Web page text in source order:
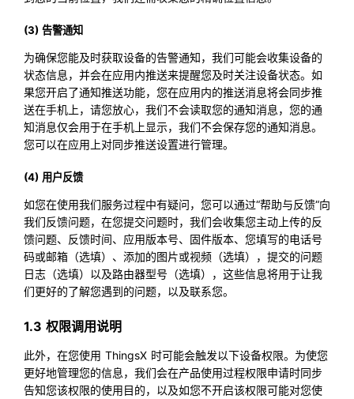
(3) 告警通知
为确保您能及时获取设备的告警通知，我们可能会收集设备的
状态信息，并会在应用内推送来提醒您及时关注设备状态。如
果您开启了通知推送功能，您在应用内的推送消息将会同步推
送在手机上，请您放心，我们不会读取您的通知消息，您的通
知消息仅会用于在手机上显示，我们不会保存您的通知消息。
您可以在应用上对同步推送设置进行管理。
(4) 用户反馈
如您在使用我们服务过程中有疑问，您可以通过“帮助与反馈“向
我们反馈问题，在您提交问题时，我们会收集您主动上传的反
馈问题、反馈时间、应用版本号、固件版本、您填写的电话号
码或邮箱（选填）、添加的图片或视频（选填），提交的问题
日志（选填）以及路由器型号（选填），这些信息将用于让我
们更好的了解您遇到的问题，以及联系您。
1.3 权限调用说明
此外，在您使用 ThingsX 时可能会触发以下设备权限。为使您
更好地管理您的信息，我们会在产品使用过程权限申请时同步
告知您该权限的使用目的，以及如您不开启该权限可能对您使